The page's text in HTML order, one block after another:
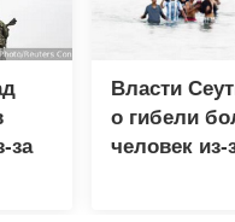
за
Власти
о гибели
человек